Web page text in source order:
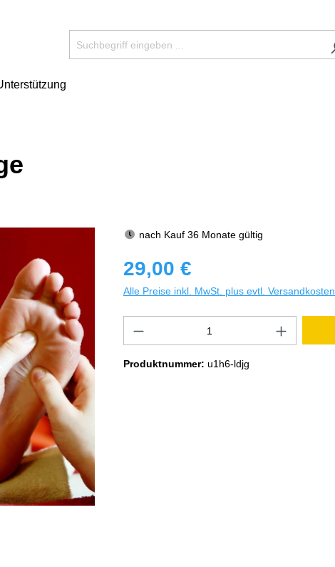
nach Kauf 36 Monate gültig
29,00 €
Alle Preise inkl. MwSt. plus evtl. Versandkosten
Produktnummer: u1h6-ldjg